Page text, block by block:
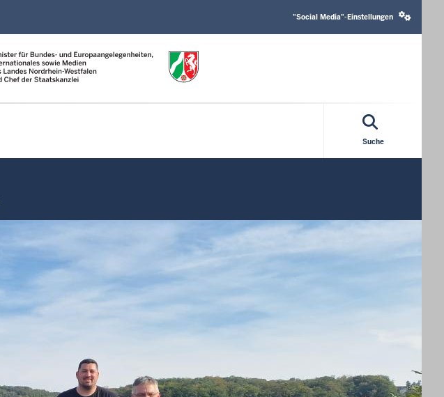
media
"Social Media"-Einstellungen
Suche